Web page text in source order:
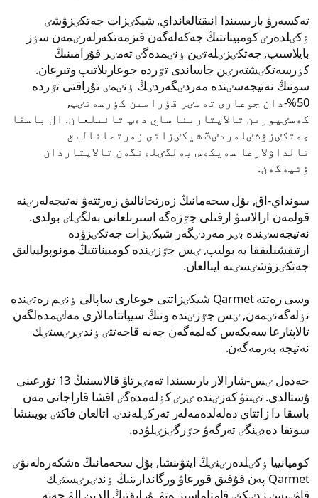
تەكسەرۋ بارىسىندا انىقتالعانداي, شيكٸزات جەتكٸزۋشٸ
ٶكٸلدەرٸ كومبيناتتىڭ جەكەلەگەن قىزمەتكەرلەرٸمەن سٶز
بايلاسىپ, جەتكٸزٸلەتٸن ٶنٸمدەگٸ تەمٸر قۇرامىنىڭ
كٶرسەتكٸشتەرٸن جاساندى تٷردە جوعارىلاتىپ وتىرعان.
سونىڭ نەتيجەسٸندە مەردٸگەردٸڭ ٶنٸمٸ تۇراقتى تٷردە
50%-دان جوعارى تەمٸر قۇرامىن كٶرسەتٸپ,
كەسٸپورىن تالاپتارىنا ساي دەپ تانىلعان. ال باسقا
جەتكٸزۋشٸلەردٸڭ شيكٸزاتى زەرتحانالىق
تالداۋلارعا سەيكەس بەلگٸلەنگەن تالاپتاردان
ٶتپەگەن.
سونداي-اق, بۇل سحەمانىڭ زەرتحانالىق زەرتتەۋ نەتيجەلەرٸنە
قولمەن ارالاسۋ ارقىلى جٷزەگە اسىرىلعانى بەلگٸلٸ بولدى.
نەتيجەسٸندە بٸر مەردٸگەر شيكٸزات جەتكٸزۋدە
ارتىقشىلىققا يە بولىپ, ٸس جٷزٸندە كومبيناتتىڭ مونوپولييالىق
جەتكٸزۋشٸسٸنە اينالعان.
وسى رەتتە Qarmet شيكٸزاتتى جوعارى ساپالى ٶنٸم رەتٸندە
تٶلەگەنٸمەن, ٸس جٷزٸندە ونىڭ سيپاتتامالارى مەلٸمدەلگەن
تالاپتارعا سەيكەس كەلمەگەن جەنە قاجەتتٸ ٶندٸرٸستٸك
نەتيجە بەرمەگەن.
جەدەل ٸس-شارالار بارىسىندا تەمٸرتاۋ قالاسىنىڭ 13 تۇرعىنى
ۇستالدى. تٸنتۋ كەزٸندە ٸرٸ كٶلەمدەگٸ اقشا قاراجاتى مەن
باسقا دا زاتتاي دەلەلدەمەلەر تەركٸلەندٸ. اتالعان فاكتٸ بويىنشا
سوتقا دەيٸنگٸ تەرگەۋ جٷرگٸزٸلۋدە.
كومپانييا ٶكٸلدەرٸنٸڭ ايتۋىنشا, بۇل سحەمانىڭ ەشكەرەلەنۋٸ
Qarmet پەن قۇقىق قورعاۋ ورگاندارىنىڭ ٶندٸرٸستٸك